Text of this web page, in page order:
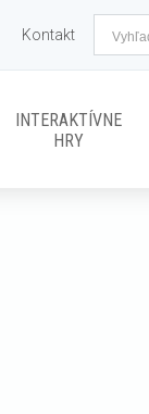
Kontakt
INTERAKTÍVNE
HRY